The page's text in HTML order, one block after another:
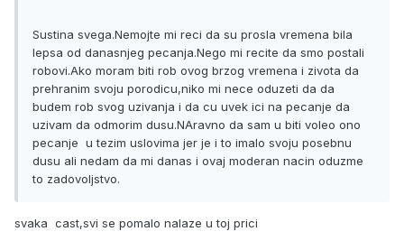
Sustina svega.Nemojte mi reci da su prosla vremena bila
lepsa od danasnjeg pecanja.Nego mi recite da smo postali
robovi.Ako moram biti rob ovog brzog vremena i zivota da
prehranim svoju porodicu,niko mi nece oduzeti da da
budem rob svog uzivanja i da cu uvek ici na pecanje da
uzivam da odmorim dusu.NAravno da sam u biti voleo ono
pecanje u tezim uslovima jer je i to imalo svoju posebnu
dusu ali nedam da mi danas i ovaj moderan nacin oduzme
to zadovoljstvo.
svaka cast,svi se pomalo nalaze u toj prici